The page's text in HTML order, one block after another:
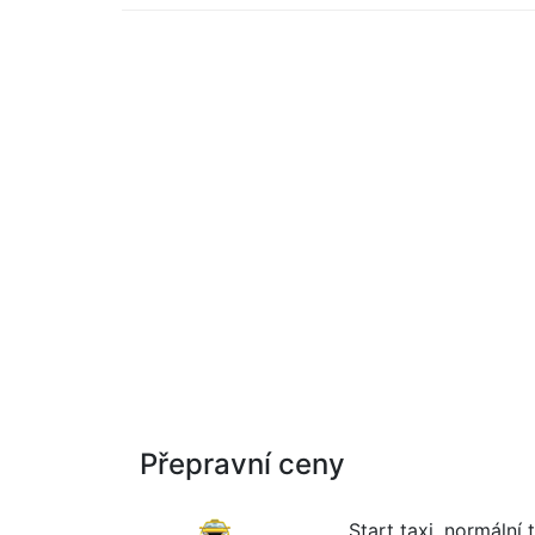
Přepravní ceny
Start taxi, normální